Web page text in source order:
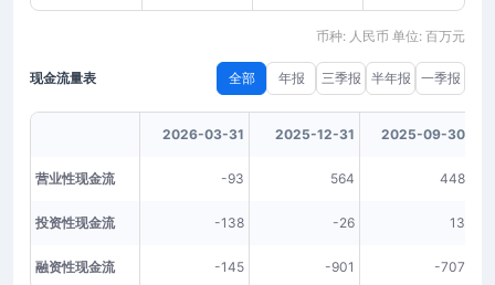
币种: 人民币 单位: 百万元
现金流量表 全部 年报 三季报 半年报 一季报
2026-03-31 2025-12-31 2025-09-30
营业性现金流 -93 564 448
投资性现金流 -138 -26 13
融资性现金流 -145 -901 -707